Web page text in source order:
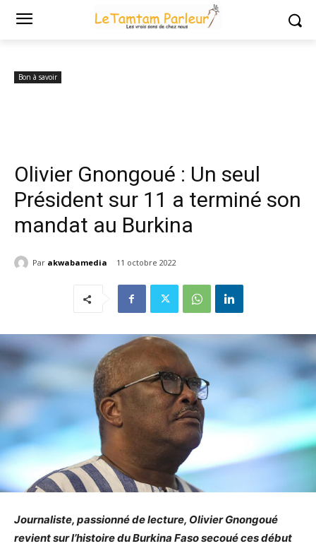
Accueil Bon à savoir
Olivier Gnongoué : Un seul Président sur 11 a
Bon à savoir
Olivier Gnongoué : Un seul
Président sur 11 a terminé son
mandat au Burkina
Par akwabamedia 11 octobre 2022
Journaliste, passionné de lecture, Olivier Gnongoué
revient sur l’histoire du Burkina Faso secoué ces début